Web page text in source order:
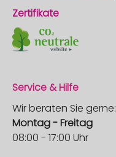
Zertifikate
Service & Hilfe
Wir beraten Sie gerne:
Montag - Freitag
08:00 - 17:00 Uhr